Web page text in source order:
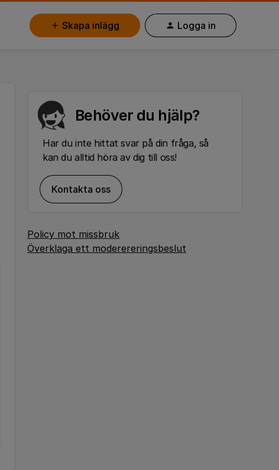
Skapa inlägg Logga in
Behöver du hjälp?
Har du inte hittat svar på din fråga, så
kan du alltid höra av dig till oss!
Kontakta oss
Policy mot missbruk
Överklaga ett moderereringsbeslut